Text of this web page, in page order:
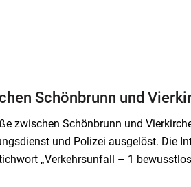
Schönbrunn und
zwischen Schönbrunn und
und Polizei ausgelöst. Die
„Verkehrsunfall – 1